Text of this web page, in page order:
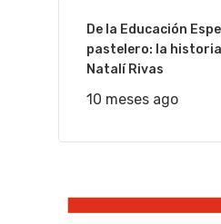
De la Educación
pastelero: la
Natalí Rivas
10 meses ago